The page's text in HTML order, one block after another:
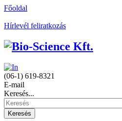
Főoldal
Hírlevél feliratkozás
(06-1) 619-8321
E-mail
Keresés...
Keresés